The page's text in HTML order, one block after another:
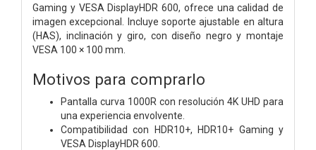
Gaming y VESA DisplayHDR 600, ofrece una calidad de
imagen excepcional. Incluye soporte ajustable en altura
(HAS), inclinación y giro, con diseño negro y montaje
VESA 100 × 100 mm.
Motivos para comprarlo
Pantalla curva 1000R con resolución 4K UHD para
una experiencia envolvente.
Compatibilidad con HDR10+, HDR10+ Gaming y
VESA DisplayHDR 600.